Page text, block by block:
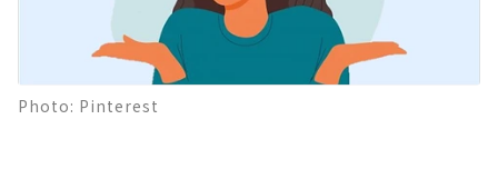
Photo: Pinterest